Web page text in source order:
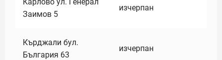
Заимов 5
изчерпан
Кърджали бул.
България 63
изчерпан